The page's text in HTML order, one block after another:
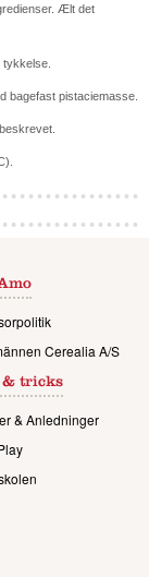
Ælt det
tykkelse.
bagefast pistaciemasse.
Cerealia A/S
& tricks
& Anledninger